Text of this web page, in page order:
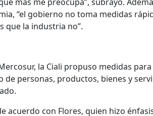
“el gobierno no toma medidas
que la industria no”.
la Ciali propuso medidas para
personas, productos, bienes y
acuerdo con Flores, quien hizo